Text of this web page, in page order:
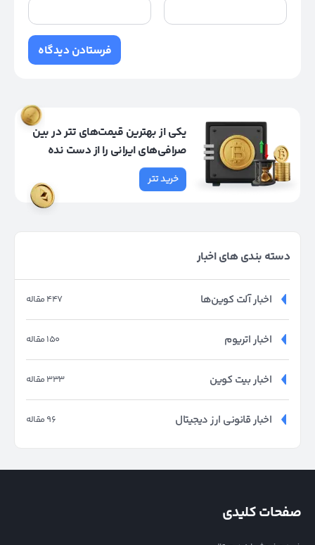
یکی از بهترین قیمت‌های تتر در بین
صرافی‌های ایرانی را از دست نده
خرید تتر
دسته بندی های اخبار
447 مقاله اخبار آلت کوین‌ها
150 مقاله اخبار اتریوم
333 مقاله اخبار بیت کوین
96 مقاله اخبار قانونی ارز دیجیتال
صفحات کلیدی